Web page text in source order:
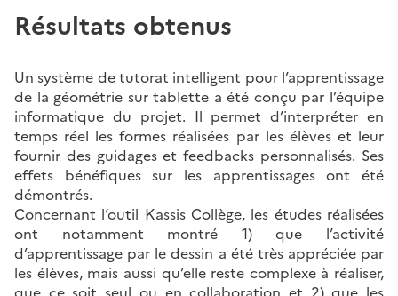
Résultats obtenus
Un système de tutorat intelligent pour l’apprentissage
de la géométrie sur tablette a été conçu par l’équipe
informatique du projet. Il permet d’interpréter en
temps réel les formes réalisées par les élèves et leur
fournir des guidages et feedbacks personnalisés. Ses
effets bénéfiques sur les apprentissages ont été
démontrés.
Concernant l’outil Kassis Collège, les études réalisées
ont notamment montré 1) que l’activité
d’apprentissage par le dessin a été très appréciée par
les élèves, mais aussi qu’elle reste complexe à réaliser,